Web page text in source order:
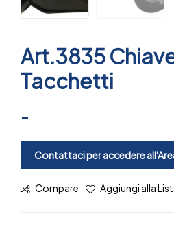
Art.3835
Tacchetti
-
Contattaci per accedere
Compare Aggiungi alla